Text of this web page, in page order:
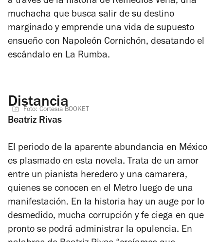
muchacha que busca salir de su destino
marginado y emprende una vida de supuesto
ensueño con Napoleón Cornichón, desatando el
escándalo en La Rumba.
Distancia
Foto: Cortesía BOOKET
Beatriz Rivas
El periodo de la aparente abundancia en México
es plasmado en esta novela. Trata de un amor
entre un pianista heredero y una camarera,
quienes se conocen en el Metro luego de una
manifestación. En la historia hay un auge por lo
desmedido, mucha corrupción y fe ciega en que
pronto se podrá administrar la opulencia. En